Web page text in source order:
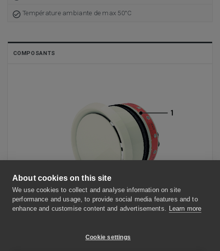
About cookies on this site
We use cookies to collect and analyse information on site
performance and usage, to provide social media features and to
enhance and customise content and advertisements. Learn more
Cookie settings
Température ambiante de max 50°C
COMPOSANTS